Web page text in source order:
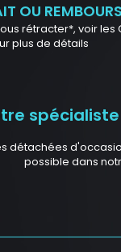
OU
rétracter*, voir les
plus de détails
détachées
possible dans